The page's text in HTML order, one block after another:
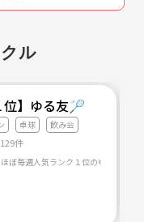
ル
位】ゆる友🏸
卓球 飲み会
129件